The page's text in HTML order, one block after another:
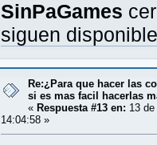
SinPaGames
siguen
Re:¿Para que hacer las
si es mas facil hacerlas
« Respuesta #13 en: 13
14:04:58 »